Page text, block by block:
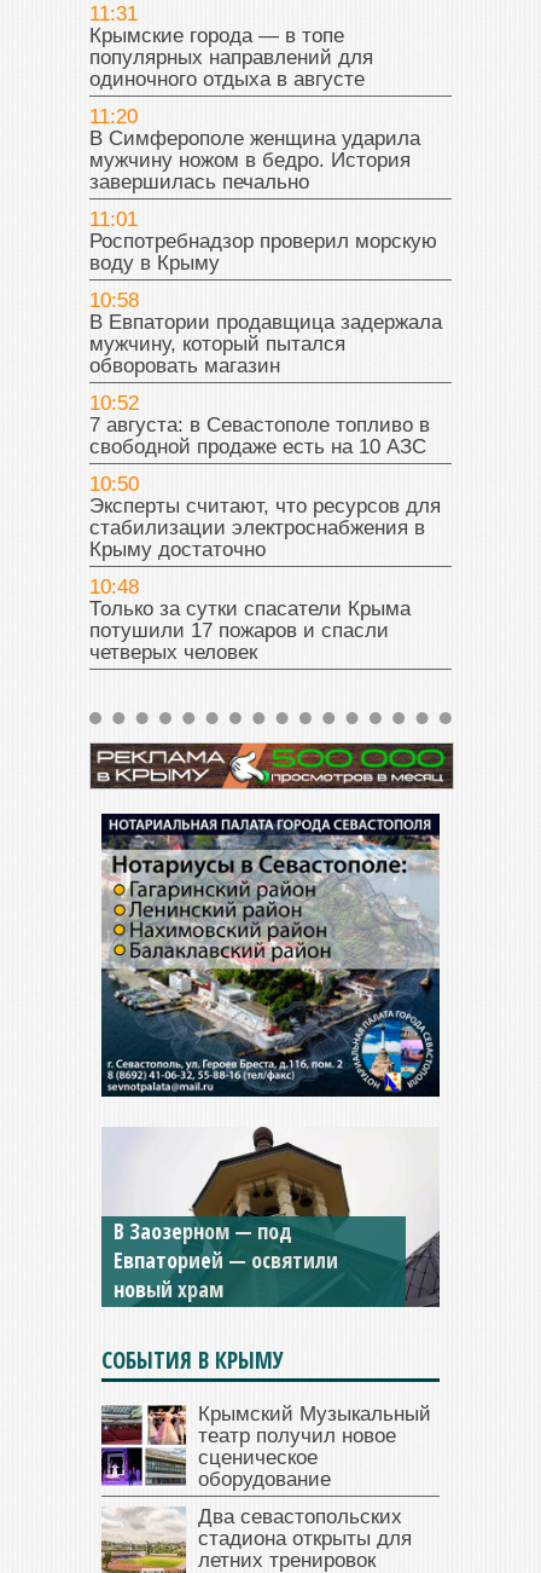
11:31
Крымские города — в топе
популярных направлений для
одиночного отдыха в августе
11:20
В Симферополе женщина ударила
мужчину ножом в бедро. История
завершилась печально
11:01
Роспотребнадзор проверил морскую
воду в Крыму
10:58
В Евпатории продавщица задержала
мужчину, который пытался
обворовать магазин
10:52
7 августа: в Севастополе топливо в
свободной продаже есть на 10 АЗС
10:50
Эксперты считают, что ресурсов для
стабилизации электроснабжения в
Крыму достаточно
10:48
Только за сутки спасатели Крыма
потушили 17 пожаров и спасли
четверых человек
В Заозерном — под
Евпаторией — освятили
новый храм
Мужской монастырь Косьмы
и Дамиана в Крыму вновь
открыт для посещения
СОБЫТИЯ В КРЫМУ
Крымский Музыкальный
театр получил новое
сценическое
оборудование
Два севастопольских
стадиона открыты для
летних тренировок